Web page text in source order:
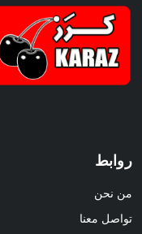
روابط
من نحن
تواصل معنا